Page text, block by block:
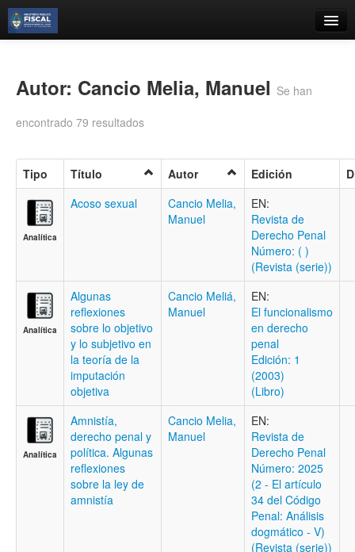
Búsqueda Avanzada
Contacto
Iniciar sesión
Autor: Cancio Melia, Manuel Se han
encontrado 79 resultados
Tipo Título Autor Edición
Analítica
Acoso sexual
Cancio Melia,
Manuel
EN:
Revista de
Derecho Penal
Número: ( )
(Revista (serie))
Analítica
Algunas
reflexiones
sobre lo objetivo
y lo subjetivo en
la teoría de la
imputación
objetiva
Cancio Meliá,
Manuel
EN:
El funcionalismo
en derecho
penal
Edición: 1
(2003)
(Libro)
Analítica
Amnistía,
derecho penal y
política. Algunas
reflexiones
sobre la ley de
amnistía
Cancio Melia,
Manuel
EN:
Revista de
Derecho Penal
Número: 2025
(2 - El artículo
34 del Código
Penal: Análisis
dogmático - V)
(Revista (serie))